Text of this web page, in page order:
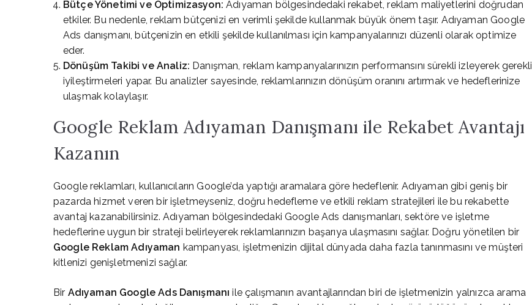
Bütçe Yönetimi ve Optimizasyon: Adıyaman bölgesindedaki rekabet, reklam maliyetlerini doğrudan
etkiler. Bu nedenle, reklam bütçenizi en verimli şekilde kullanmak büyük önem taşır. Adıyaman Google
Ads danışmanı, bütçenizin en etkili şekilde kullanılması için kampanyalarınızı düzenli olarak optimize
eder.
Dönüşüm Takibi ve Analiz: Danışman, reklam kampanyalarınızın performansını sürekli izleyerek gerekli
iyileştirmeleri yapar. Bu analizler sayesinde, reklamlarınızın dönüşüm oranını artırmak ve hedeflerinize
ulaşmak kolaylaşır.
Google Reklam Adıyaman Danışmanı ile Rekabet Avantajı
Kazanın
Google reklamları, kullanıcıların Google’da yaptığı aramalara göre hedeflenir. Adıyaman gibi geniş bir
pazarda hizmet veren bir işletmeyseniz, doğru hedefleme ve etkili reklam stratejileri ile bu rekabette
avantaj kazanabilirsiniz. Adıyaman bölgesindedaki Google Ads danışmanları, sektöre ve işletme
hedeflerine uygun bir strateji belirleyerek reklamlarınızın başarıya ulaşmasını sağlar. Doğru yönetilen bir
Google Reklam Adıyaman kampanyası, işletmenizin dijital dünyada daha fazla tanınmasını ve müşteri
kitlenizi genişletmenizi sağlar.
Bir Adıyaman Google Ads Danışmanı ile çalışmanın avantajlarından biri de işletmenizin yalnızca arama